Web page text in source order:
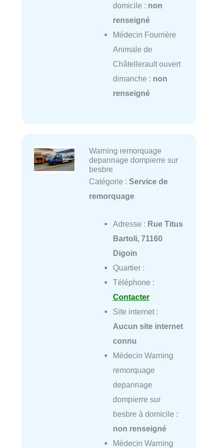
domicile : non
renseigné
Médecin Fourrière
Animale de
Châtellerault ouvert
dimanche : non
renseigné
Warning remorquage
depannage dompierre sur
besbre
Catégorie : Service de
remorquage
Adresse : Rue Titus
Bartoli, 71160
Digoin
Quartier :
Téléphone :
Contacter
Site internet :
Aucun site internet
connu
Médecin Warning
remorquage
depannage
dompierre sur
besbre à domicile :
non renseigné
Médecin Warning